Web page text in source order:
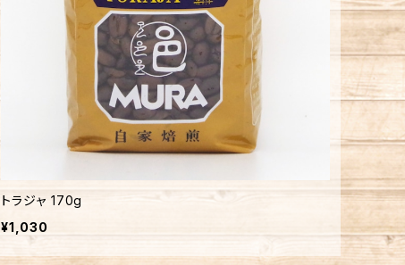
トラジャ 170g
¥1,030